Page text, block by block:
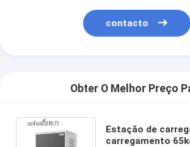
contacto
Obter O Melhor Preço
Estação de
carregamento